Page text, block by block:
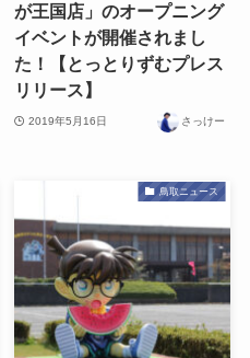
が王国店」のオープニング
イベントが開催されまし
た！【とっとりずむプレス
リリース】
2019年5月16日 さっけー
鳥取ニュース